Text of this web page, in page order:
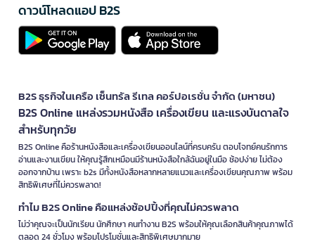
ดาวน์โหลดแอป B2S
B2S ธุรกิจในเครือ เซ็นทรัล รีเทล คอร์ปอเรชั่น จำกัด (มหาชน)
B2S Online แหล่งรวมหนังสือ เครื่องเขียน และแรงบันดาลใจ
สำหรับทุกวัย
B2S Online คือร้านหนังสือและเครื่องเขียนออนไลน์ที่ครบครัน ตอบโจทย์คนรักการ
อ่านและงานเขียน ให้คุณรู้สึกเหมือนมีร้านหนังสือใกล้ฉันอยู่ในมือ ช้อปง่าย ไม่ต้อง
ออกจากบ้าน เพราะ b2s มีทั้งหนังสือหลากหลายแนวและเครื่องเขียนคุณภาพ พร้อม
สิทธิพิเศษที่ไม่ควรพลาด!
ทำไม B2S Online คือแหล่งช้อปปิ้งที่คุณไม่ควรพลาด
ไม่ว่าคุณจะเป็นนักเรียน นักศึกษา คนทำงาน B2S พร้อมให้คุณเลือกสินค้าคุณภาพได้
ตลอด 24 ชั่วโมง พร้อมโปรโมชั่นและสิทธิพิเศษมากมาย